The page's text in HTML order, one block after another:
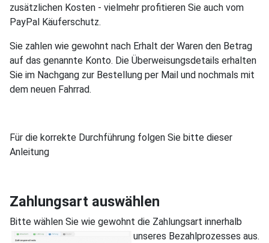
zusätzlichen Kosten - vielmehr profitieren Sie auch vom
PayPal Käuferschutz.
Sie zahlen wie gewohnt nach Erhalt der Waren den Betrag
auf das genannte Konto. Die Überweisungsdetails erhalten
Sie im Nachgang zur Bestellung per Mail und nochmals mit
dem neuen Fahrrad.
Für die korrekte Durchführung folgen Sie bitte dieser
Anleitung
Zahlungsart auswählen
Bitte wählen Sie wie gewohnt die Zahlungsart innerhalb
unseres Bezahlprozesses aus.